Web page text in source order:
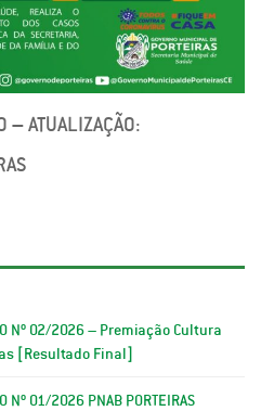
– ATUALIZAÇÃO:
Nº 02/2026 – Premiação Cultura
[Resultado Final]
Nº 01/2026 PNAB PORTEIRAS